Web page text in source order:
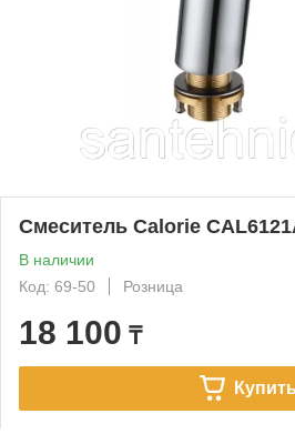
Смеситель Calorie
В наличии
Код: 69-50
Розница
18 100 ₸
Купить